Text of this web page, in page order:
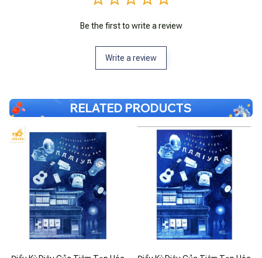
Be the first to write a review
Write a review
RELATED PRODUCTS